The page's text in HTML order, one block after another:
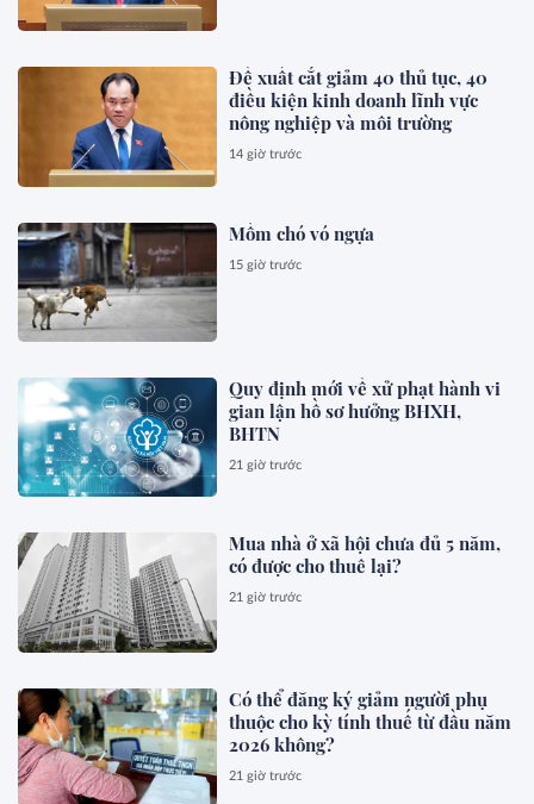
Đề xuất cắt giảm 40 thủ tục, 40
điều kiện kinh doanh lĩnh vực
nông nghiệp và môi trường
14 giờ trước
Mồm chó vó ngựa
15 giờ trước
Quy định mới về xử phạt hành vi
gian lận hồ sơ hưởng BHXH,
BHTN
21 giờ trước
Mua nhà ở xã hội chưa đủ 5 năm,
có được cho thuê lại?
21 giờ trước
Có thể đăng ký giảm người phụ
thuộc cho kỳ tính thuế từ đầu năm
2026 không?
21 giờ trước